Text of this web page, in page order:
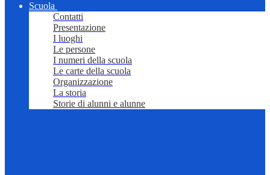
Scuola
Contatti
Presentazione
I luoghi
Le persone
I numeri della scuola
Le carte della scuola
Organizzazione
La storia
Storie di alunni e alunne